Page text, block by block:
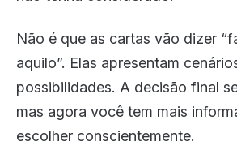
Não é que as cartas vão dizer
aquilo”. Elas apresentam
possibilidades. A decisão final
mas agora você tem mais
escolher conscientemente.